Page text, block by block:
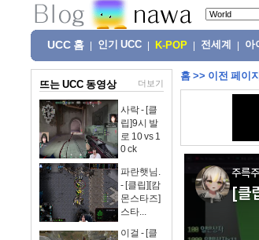
UCC 홈 인기 UCC K-POP 전세계 아
뜨는 UCC 동영상 더보기
사락 - [클
립]9시 발
로 10 vs 1
0 ck
파란햇님.
- [클립][캄
몬스타즈]
스타...
이걸 - [클
홈 >> 이전 페이지